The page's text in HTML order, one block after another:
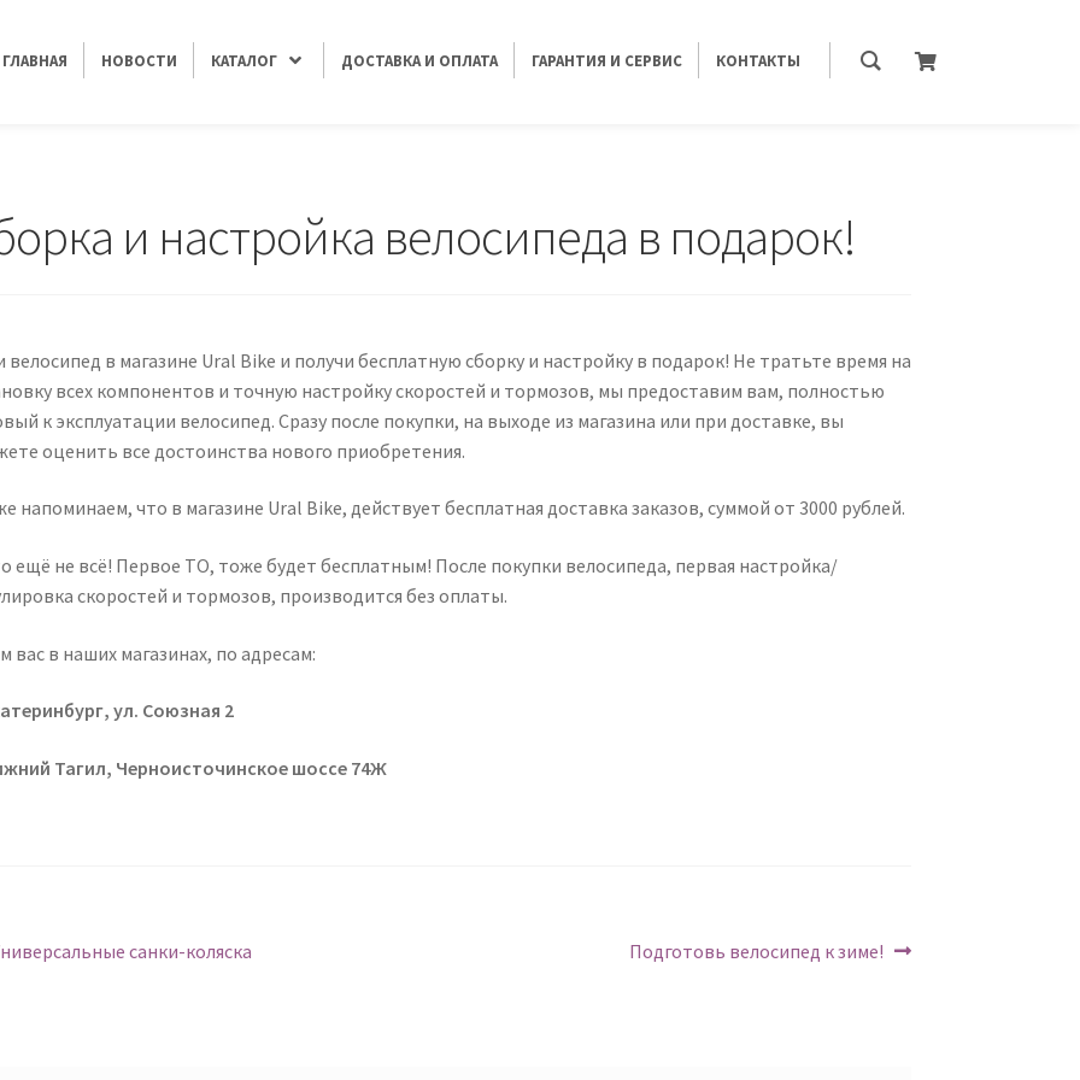
ГЛАВНАЯ НОВОСТИ КАТАЛОГ ДОСТАВКА И ОПЛАТА ГАРАНТИЯ И СЕРВИС КОНТАКТЫ
и настройка велосипеда в подарок!
велосипед в магазине Ural Bike и получи бесплатную сборку и настройку в подарок! Не тратьте время на
всех компонентов и точную настройку скоростей и тормозов, мы предоставим вам, полностью
к эксплуатации велосипед. Сразу после покупки, на выходе из магазина или при доставке, вы
оценить все достоинства нового приобретения.
напоминаем, что в магазине Ural Bike, действует бесплатная доставка заказов, суммой от 3000 рублей.
ещё не всё! Первое ТО, тоже будет бесплатным! После покупки велосипеда, первая настройка/
скоростей и тормозов, производится без оплаты.
вас в наших магазинах, по адресам:
ул. Союзная 2
Тагил, Черноисточинское шоссе 74Ж
санки-коляска Следующий:
Подготовь велосипед к зиме!